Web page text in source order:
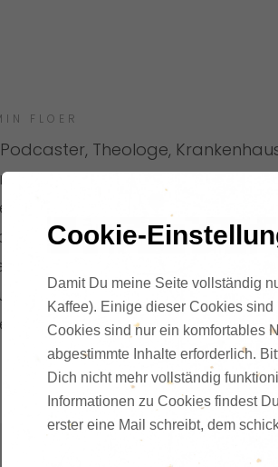
FLOER
Theologe,
und Papa. Meine Leidenschaft
und weniger Stress zu
und das eigene Leben ihren
Seminare gebe oder
der Bühne oder genieße einen
😉).
Cookie-
Damit Du meine Seite vollständig
Kaffee). Einige dieser Cookies
Cookies sind nur ein komfortables
abgestimmte Inhalte erforderlich.
Dich nicht mehr vollständig
Informationen zu Cookies findest
erster eine Mail schreibt, dem